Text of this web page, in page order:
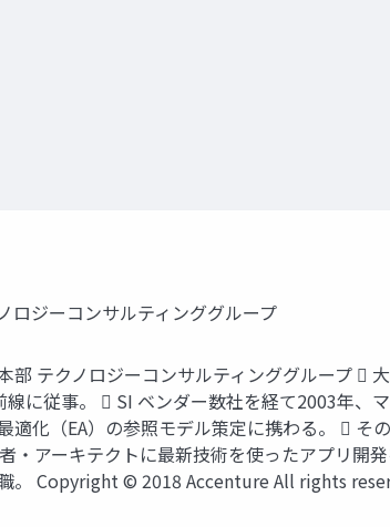
ロジーコンサルティンググループ
テクノロジーコンサルティンググループ 
に従事。  SI ベンダー数社を経て2003年、
化（EA）の参照モデル策定に携わる。  そ
アーキテクトに最新技術を使ったアプリ開
。 Copyright © 2018 Accenture All rights